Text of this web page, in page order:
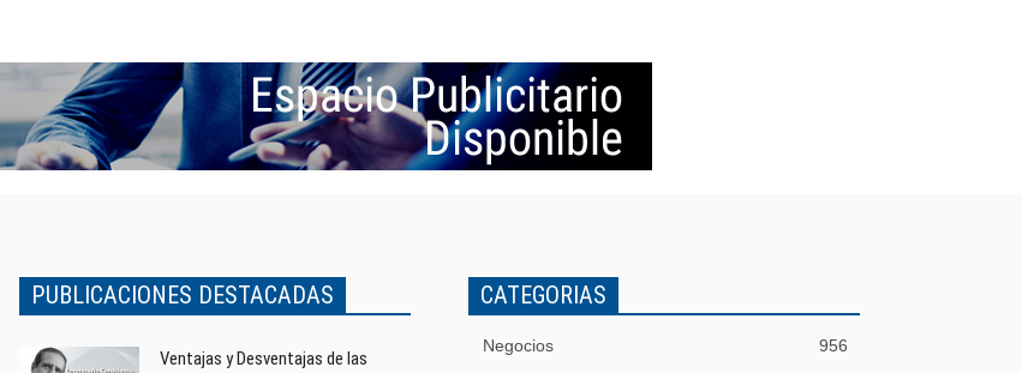
PUBLICACIONES DESTACADAS
Ventajas y Desventajas de las
CATEGORIAS
Negocios
956